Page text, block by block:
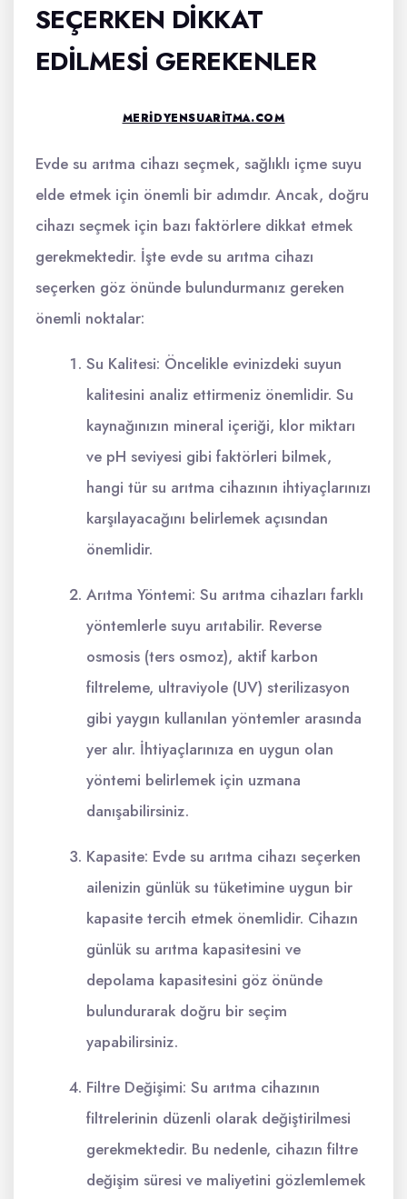
SEÇERKEN DIKKAT
EDILMESI GEREKENLER
MERIDYENSUARITMA.COM
Evde su arıtma cihazı seçmek, sağlıklı içme suyu
elde etmek için önemli bir adımdır. Ancak, doğru
cihazı seçmek için bazı faktörlere dikkat etmek
gerekmektedir. İşte evde su arıtma cihazı
seçerken göz önünde bulundurmanız gereken
önemli noktalar:
Su Kalitesi: Öncelikle evinizdeki suyun
kalitesini analiz ettirmeniz önemlidir. Su
kaynağınızın mineral içeriği, klor miktarı
ve pH seviyesi gibi faktörleri bilmek,
hangi tür su arıtma cihazının ihtiyaçlarınızı
karşılayacağını belirlemek açısından
önemlidir.
Arıtma Yöntemi: Su arıtma cihazları farklı
yöntemlerle suyu arıtabilir. Reverse
osmosis (ters osmoz), aktif karbon
filtreleme, ultraviyole (UV) sterilizasyon
gibi yaygın kullanılan yöntemler arasında
yer alır. İhtiyaçlarınıza en uygun olan
yöntemi belirlemek için uzmana
danışabilirsiniz.
Kapasite: Evde su arıtma cihazı seçerken
ailenizin günlük su tüketimine uygun bir
kapasite tercih etmek önemlidir. Cihazın
günlük su arıtma kapasitesini ve
depolama kapasitesini göz önünde
bulundurarak doğru bir seçim
yapabilirsiniz.
Filtre Değişimi: Su arıtma cihazının
filtrelerinin düzenli olarak değiştirilmesi
gerekmektedir. Bu nedenle, cihazın filtre
değişim süresi ve maliyetini gözlemlemek